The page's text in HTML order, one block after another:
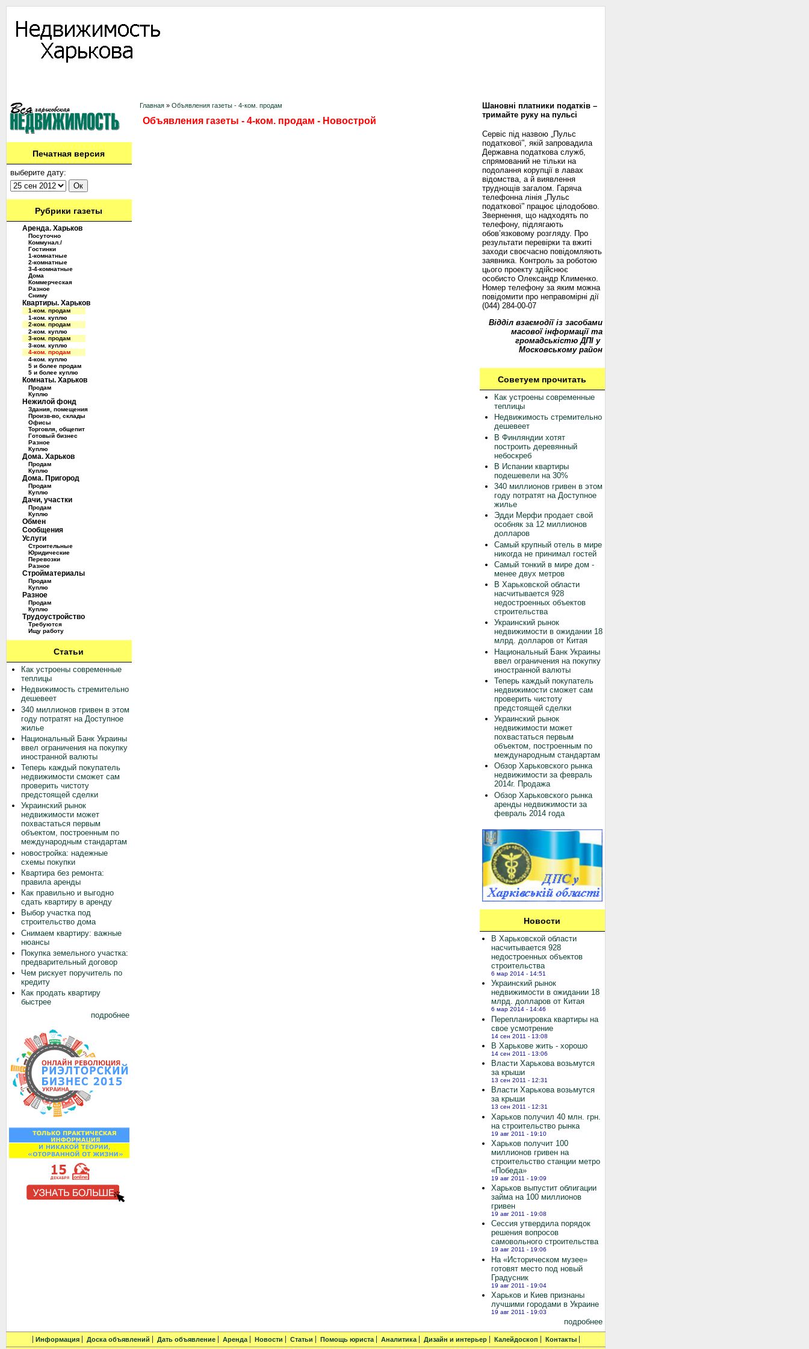
Печатная версия
выберите дату:
Рубрики газеты
Аренда. Харьков
Посуточно
Коммунал./
Гостинки
1-комнатные
2-комнатные
3-4-комнатные
Дома
Коммерческая
Разное
Сниму
Квартиры. Харьков
1-ком. продам
1-ком. куплю
2-ком. продам
2-ком. куплю
3-ком. продам
3-ком. куплю
4-ком. продам
4-ком. куплю
5 и более продам
5 и более куплю
Комнаты. Харьков
Продам
Куплю
Нежилой фонд
Здания, помещения
Произв-во, склады
Офисы
Торговля, общепит
Готовый бизнес
Разное
Куплю
Дома. Харьков
Продам
Куплю
Дома. Пригород
Продам
Куплю
Дачи, участки
Продам
Куплю
Обмен
Сообщения
Услуги
Строительные
Юридические
Перевозки
Разное
Стройматериалы
Продам
Куплю
Разное
Продам
Куплю
Трудоустройство
Требуются
Ищу работу
Статьи
Как устроены современные
теплицы
Недвижимость стремительно
дешевеет
340 миллионов гривен в этом
году потратят на Доступное
жилье
Национальный Банк Украины
ввел ограничения на покупку
иностранной валюты
Теперь каждый покупатель
недвижимости сможет сам
проверить чистоту
предстоящей сделки
Украинский рынок
недвижимости может
похвастаться первым
объектом, построенным по
международным стандартам
новостройка: надежные
схемы покупки
Квартира без ремонта:
правила аренды
Как правильно и выгодно
сдать квартиру в аренду
Выбор участка под
строительство дома
Снимаем квартиру: важные
нюансы
Покупка земельного участка:
предварительный договор
Чем рискует поручитель по
кредиту
Как продать квартиру
быстрее
подробнее
Главная » Объявления газеты - 4-ком. продам
Объявления газеты - 4-ком. продам - Новострой
Шановні платники податків –
тримайте руку на пульсі
Сервіс під назвою „Пульс
податкової”, якій запровадила
Державна податкова служб,
спрямований не тільки на
подолання корупції в лавах
відомства, а й виявлення
труднощів загалом. Гаряча
телефонна лінія „Пульс
податкової” працює цілодобово.
Звернення, що надходять по
телефону, підлягають
обов’язковому розгляду. Про
результати перевірки та вжиті
заходи своєчасно повідомляють
заявника. Контроль за роботою
цього проекту здійснює
особисто Олександр Клименко.
Номер телефону за яким можна
повідомити про неправомірні дії
(044) 284-00-07
Відділ взаємодії із засобами
масової інформації та
громадськістю ДПІ у
Московському район
Советуем прочитать
Как устроены современные
теплицы
Недвижимость стремительно
дешевеет
В Финляндии хотят
построить деревянный
небоскреб
В Испании квартиры
подешевели на 30%
340 миллионов гривен в этом
году потратят на Доступное
жилье
Эдди Мерфи продает свой
особняк за 12 миллионов
долларов
Самый крупный отель в мире
никогда не принимал гостей
Самый тонкий в мире дом -
менее двух метров
В Харьковской области
насчитывается 928
недостроенных объектов
строительства
Украинский рынок
недвижимости в ожидании 18
млрд. долларов от Китая
Национальный Банк Украины
ввел ограничения на покупку
иностранной валюты
Теперь каждый покупатель
недвижимости сможет сам
проверить чистоту
предстоящей сделки
Украинский рынок
недвижимости может
похвастаться первым
объектом, построенным по
международным стандартам
Обзор Харьковского рынка
недвижимости за февраль
2014г. Продажа
Обзор Харьковского рынка
аренды недвижимости за
февраль 2014 года
Новости
В Харьковской области
насчитывается 928
недостроенных объектов
строительства
6 мар 2014 - 14:51
Украинский рынок
недвижимости в ожидании 18
млрд. долларов от Китая
6 мар 2014 - 14:46
Перепланировка квартиры на
свое усмотрение
14 сен 2011 - 13:08
В Харькове жить - хорошо
14 сен 2011 - 13:06
Власти Харькова возьмутся
за крыши
13 сен 2011 - 12:31
Власти Харькова возьмутся
за крыши
13 сен 2011 - 12:31
Харьков получил 40 млн. грн.
на строительство рынка
19 авг 2011 - 19:10
Харьков получит 100
миллионов гривен на
строительство станции метро
«Победа»
19 авг 2011 - 19:09
Харьков выпустит облигации
займа на 100 миллионов
гривен
19 авг 2011 - 19:08
Сессия утвердила порядок
решения вопросов
самовольного строительства
19 авг 2011 - 19:06
На «Историческом музее»
готовят место под новый
Градусник
19 авг 2011 - 19:04
Харьков и Киев признаны
лучшими городами в Украине
19 авг 2011 - 19:03
подробнее
Информация Доска объявлений Дать объявление Аренда Новости Статьи Помощь юриста Аналитика Дизайн и интерьер Калейдоскоп Контакты